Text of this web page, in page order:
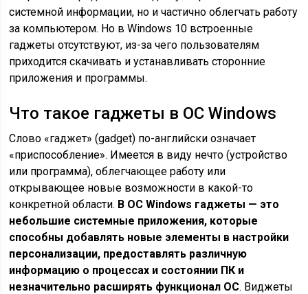
системной информации, но и частично облегчать работу
за компьютером. Но в Windows 10 встроенные
гаджеты отсутствуют, из-за чего пользователям
приходится скачивать и устанавливать сторонние
приложения и программы.
Что такое гаджеты в ОС Windows
Слово «гаджет» (gadget) по-английски означает
«приспособление». Имеется в виду нечто (устройство
или программа), облегчающее работу или
открывающее новые возможности в какой-то
конкретной области. В ОС Windows гаджеты — это
небольшие системные приложения, которые
способны добавлять новые элементы в настройки
персонализации, предоставлять различную
информацию о процессах и состоянии ПК и
незначительно расширять функционал ОС. Виджеты